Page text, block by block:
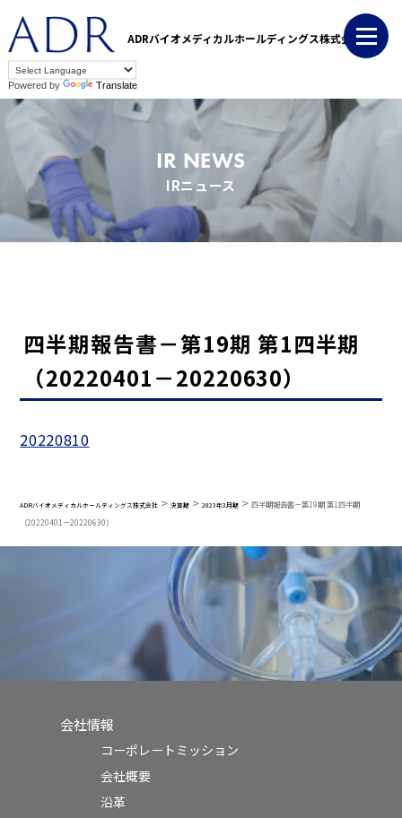
ADRバイオメディカルホールディングス株式会社
Powered by Translate
IR NEWS
IRニュース
四半期報告書－第19期 第1四半期
（20220401－20220630）
20220810
ADRバイオメディカルホールディングス株式会社 >決算期 >2023年3月期 >四半期報告書－第19期 第1四半期
（20220401－20220630）
会社情報
コーポレートミッション
会社概要
沿革